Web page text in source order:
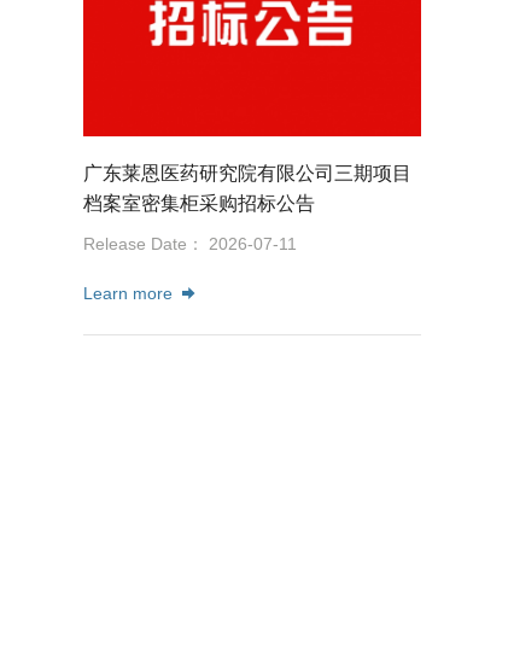
广东莱恩医药研究院有限公司三期项目
档案室密集柜采购招标公告
Release Date： 2026-07-11
Learn more